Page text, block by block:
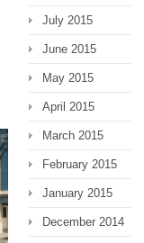
July 2015
June 2015
May 2015
April 2015
March 2015
February 2015
January 2015
December 2014